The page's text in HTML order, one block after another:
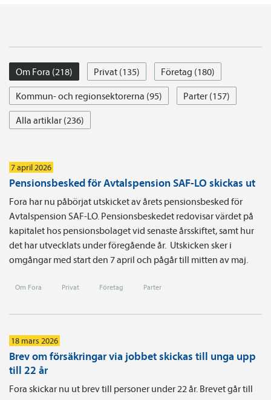
Om Fora (218) Privat (135)
Företag (180)
Kommun- och regionsektorerna (95)
Parter (157)
Alla artiklar (236)
7 april 2026
Pensionsbesked för Avtalspension SAF-LO skickas ut
Fora har nu påbörjat utskicket av årets pensionsbesked för
Avtalspension SAF-LO. Pensionsbeskedet redovisar värdet på
kapitalet hos pensionsbolaget vid senaste årsskiftet, samt hur
det har utvecklats under föregående år. Utskicken sker i
omgångar med start den 7 april och pågår till mitten av maj.
Om Fora Privat Företag Parter
18 mars 2026
Brev om försäkringar via jobbet skickas till unga upp
till 22 år
Fora skickar nu ut brev till personer under 22 år. Brevet går till